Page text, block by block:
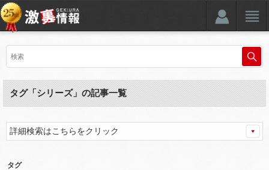
タグ「シリーズ」の記事一覧
詳細検索はこちらをクリック
タグ